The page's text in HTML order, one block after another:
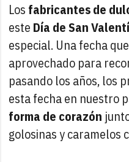
Los fabricantes de
este Día de San
especial. Una fecha
aprovechado para
pasando los años, los
esta fecha en nuestro
forma de corazón
golosinas y caramelos